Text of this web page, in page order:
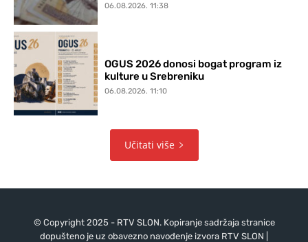
06.08.2026. 11:38
OGUS 2026 donosi bogat program iz
kulture u Srebreniku
06.08.2026. 11:10
Učitati više
© Copyright 2025 - RTV SLON. Kopiranje sadržaja stranice
dopušteno je uz obavezno navođenje izvora RTV SLON |